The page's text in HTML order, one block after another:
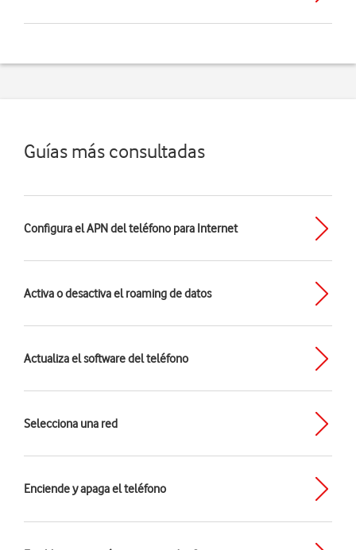
Guías más consultadas
Configura el APN del teléfono para Internet
Activa o desactiva el roaming de datos
Actualiza el software del teléfono
Selecciona una red
Enciende y apaga el teléfono